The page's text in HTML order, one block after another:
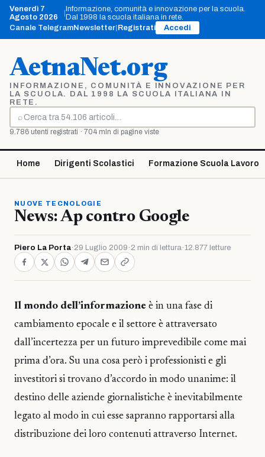
Vai
contenuto
Venerdì 7
Agosto 2026
Informazione, comunità e innovazione per la scuola.
Dal 1998 la scuola italiana in rete.
Canale TelegramNewsletter Registrati Accedi
AetnaNet.org
INFORMAZIONE, COMUNITÀ E INNOVAZIONE PER
LA SCUOLA. DAL 1998 LA SCUOLA ITALIANA IN
RETE.
⌕
Cerca
9.786 utenti registrati · 704 mln di pagine viste
Home Dirigenti Scolastici Formazione Scuola Lavoro
NUOVE TECNOLOGIE
News: Ap contro Google
Piero La Porta· 29 Luglio 2009 · 2 min di lettura·12.877 letture
Il mondo dell’informazione è in una fase di
cambiamento epocale e il settore è attraversato
dall’incertezza per un futuro imprevedibile come mai
prima d’ora. Su una cosa però i professionisti e gli
investitori si trovano d’accordo in modo unanime: il
destino delle aziende giornalistiche è inevitabilmente
legato al modo in cui esse sapranno rapportarsi alla
distribuzione dei loro contenuti attraverso Internet.